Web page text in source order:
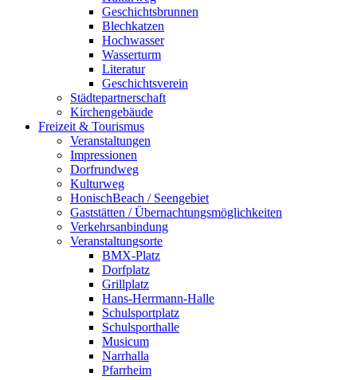
Geschichtsbrunnen
Blechkatzen
Hochwasser
Wasserturm
Literatur
Geschichtsverein
Städtepartnerschaft
Kirchengebäude
Freizeit & Tourismus
Veranstaltungen
Impressionen
Dorfrundweg
Kulturweg
HonischBeach / Seengebiet
Gaststätten / Übernachtungsmöglichkeiten
Verkehrsanbindung
Veranstaltungsorte
BMX-Platz
Dorfplatz
Grillplatz
Hans-Herrmann-Halle
Schulsportplatz
Schulsporthalle
Musicum
Narrhalla
Pfarrheim